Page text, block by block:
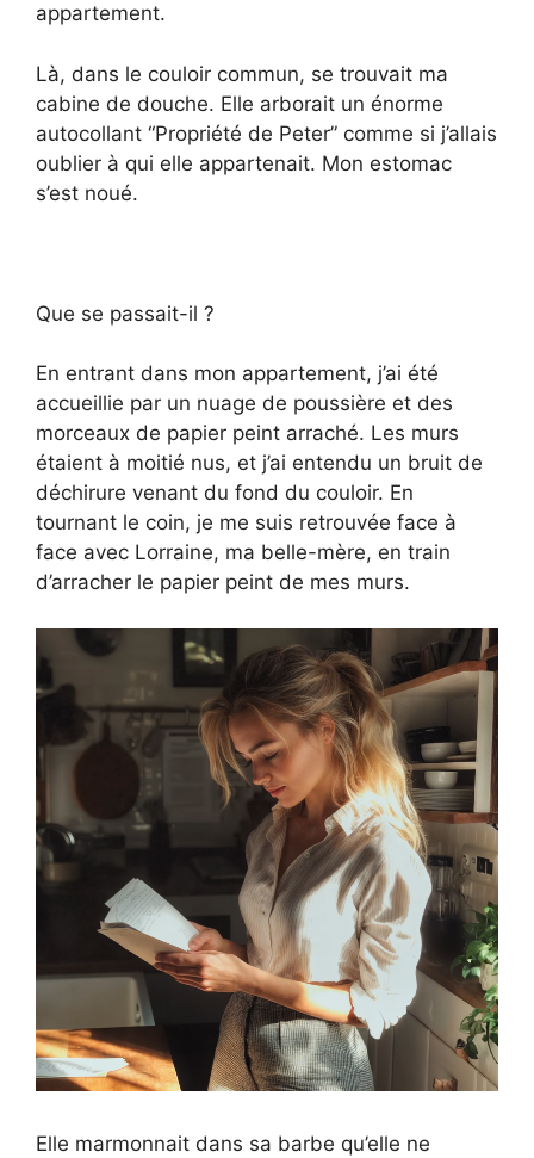
appartement.
Là, dans le couloir commun, se trouvait ma
cabine de douche. Elle arborait un énorme
autocollant “Propriété de Peter” comme si j’allais
oublier à qui elle appartenait. Mon estomac
s’est noué.
Que se passait-il ?
En entrant dans mon appartement, j’ai été
accueillie par un nuage de poussière et des
morceaux de papier peint arraché. Les murs
étaient à moitié nus, et j’ai entendu un bruit de
déchirure venant du fond du couloir. En
tournant le coin, je me suis retrouvée face à
face avec Lorraine, ma belle-mère, en train
d’arracher le papier peint de mes murs.
Elle marmonnait dans sa barbe qu’elle ne